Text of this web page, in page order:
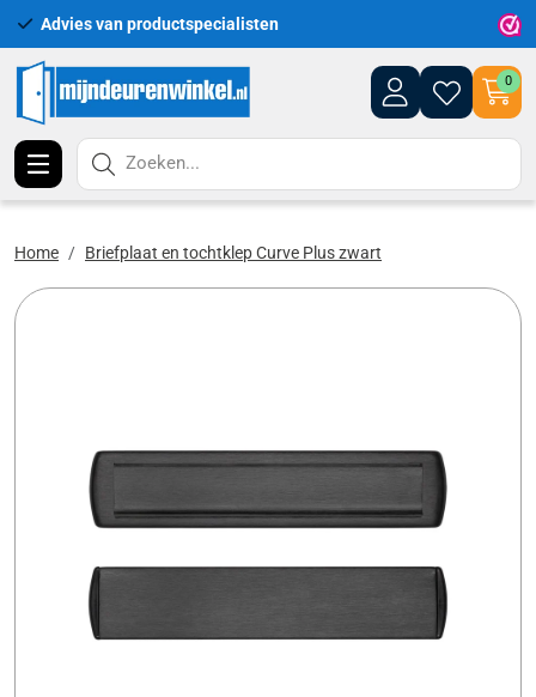
Advies van productspecialisten
0
Zoeken...
Home Briefplaat en tochtklep Curve Plus zwart